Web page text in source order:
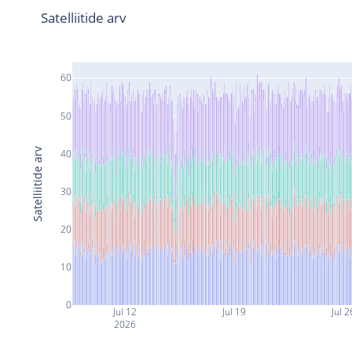
Jul 12
2026
Jul 19 Jul
0
10
20
30
40
50
60
Satelliitide arv
Satelliitide arv